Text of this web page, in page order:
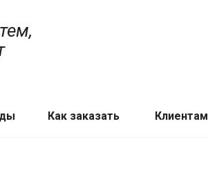
Как заказать Клиентам